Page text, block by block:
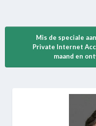
Mis de speciale
Private Internet
maand en